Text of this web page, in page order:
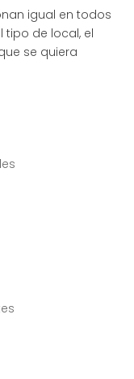
igual en todos
tipo de local, el
se quiera